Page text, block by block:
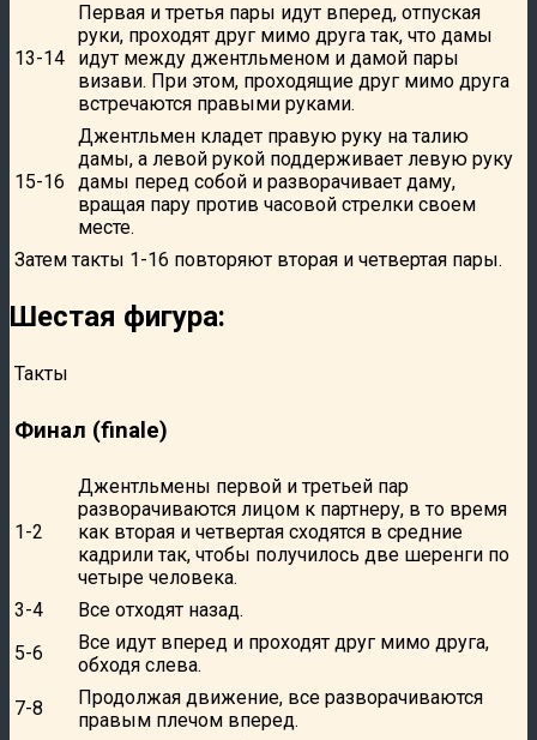
13-14
Первая и третья пары идут вперед, отпуская
руки, проходят друг мимо друга так, что дамы
идут между джентльменом и дамой пары
визави. При этом, проходящие друг мимо друга
встречаются правыми руками.
15-16
Джентльмен кладет правую руку на талию
дамы, а левой рукой поддерживает левую руку
дамы перед собой и разворачивает даму,
вращая пару против часовой стрелки своем
месте.
Затем такты 1-16 повторяют вторая и четвертая пары.
Шестая фигура:
Такты
Финал (finale)
1-2
Джентльмены первой и третьей пар
разворачиваются лицом к партнеру, в то время
как вторая и четвертая сходятся в средние
кадрили так, чтобы получилось две шеренги по
четыре человека.
3-4
Все отходят назад.
5-6
Все идут вперед и проходят друг мимо друга,
обходя слева.
7-8
Продолжая движение, все разворачиваются
правым плечом вперед.